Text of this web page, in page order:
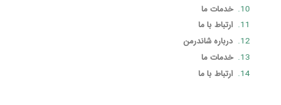
خدمات ما
ارتباط با ما
درباره شاندرمن
خدمات ما
ارتباط با ما